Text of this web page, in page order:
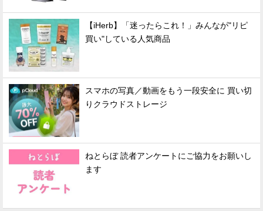
【iHerb】「迷ったらこれ！」みんなが"リピ
買い"している人気商品
スマホの写真／動画をもう一段安全に 買い切
りクラウドストレージ
ねとらぼ 読者アンケートにご協力をお願いし
ます